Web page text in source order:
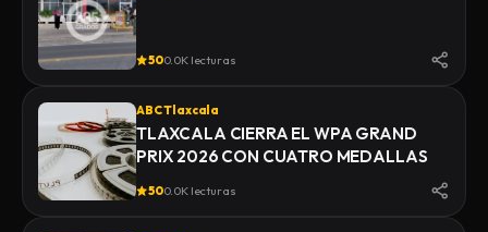
500.0K lecturas
ABC Tlaxcala
TLAXCALA CIERRA EL WPA GRAND
PRIX 2026 CON CUATRO MEDALLAS
500.0K lecturas